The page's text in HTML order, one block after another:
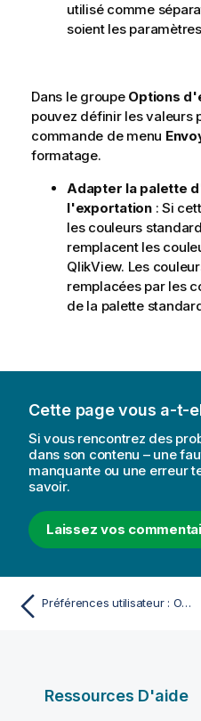
utilisé comme
soient les
Dans le groupe Options
pouvez définir les valeurs
commande de menu
formatage.
Adapter la palette
l'exportation: Si
les couleurs
remplacent les
QlikView. Les
remplacées par les
de la palette
Cette page vous a-t-
Si vous rencontrez des
dans son contenu – une
manquante ou une erreur
savoir.
Laissez vos
Préférences utilisateur : Objets
Ressources D'aide